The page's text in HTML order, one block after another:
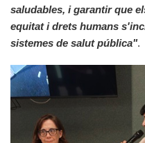
saludables, i garantir que
equitat i drets humans
sistemes de salut pública".